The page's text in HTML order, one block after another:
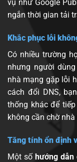
vụ như Google
ngắn thời gian tải
Khắc phục lỗi
Có nhiều trường
nhưng người
nhà mạng gặp lỗi
cách đổi DNS,
thống khác để
không cần chờ
Tăng tính ổn định
Một sốhướng dẫn